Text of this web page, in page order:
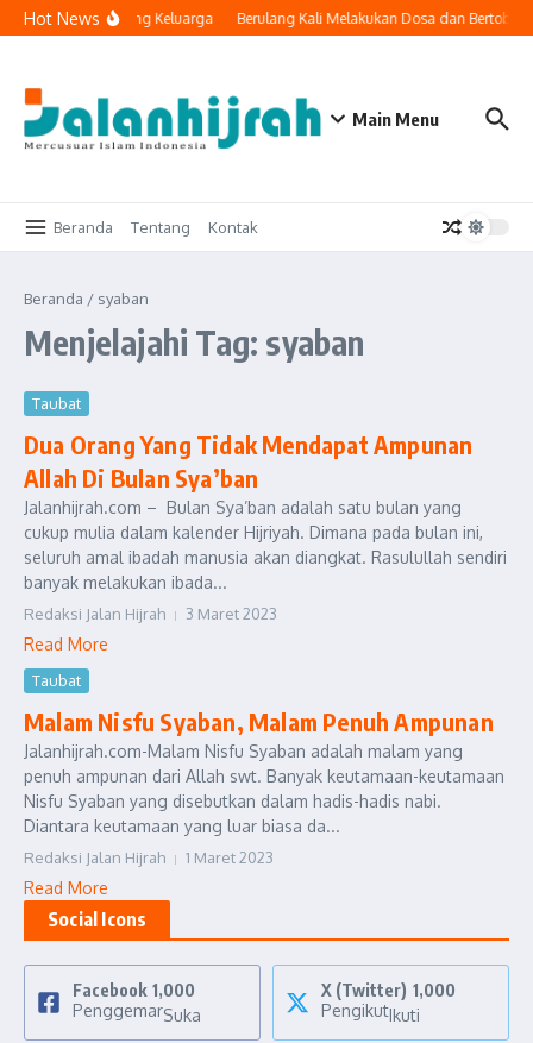
Lewati ke konten
Hot News
Masuk ke Ruang Keluarga Berulang Kali Melakukan Dosa dan
Main Menu
Beranda Tentang Kontak
Beranda / syaban
Menjelajahi Tag: syaban
Taubat
Dua Orang Yang Tidak Mendapat Ampunan
Allah Di Bulan Sya’ban
Jalanhijrah.com – Bulan Sya’ban adalah satu bulan yang
cukup mulia dalam kalender Hijriyah. Dimana pada bulan ini,
seluruh amal ibadah manusia akan diangkat. Rasulullah sendiri
banyak melakukan ibada...
Redaksi Jalan Hijrah 3 Maret 2023
Read More
Taubat
Malam Nisfu Syaban, Malam Penuh Ampunan
Jalanhijrah.com-Malam Nisfu Syaban adalah malam yang
penuh ampunan dari Allah swt. Banyak keutamaan-keutamaan
Nisfu Syaban yang disebutkan dalam hadis-hadis nabi.
Diantara keutamaan yang luar biasa da...
Redaksi Jalan Hijrah 1 Maret 2023
Read More
Social Icons
Facebook 1,000
PenggemarSuka
X (Twitter) 1,000
PengikutIkuti